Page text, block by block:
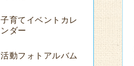
子育てイベントカレ
ンダー
活動フォトアルバム